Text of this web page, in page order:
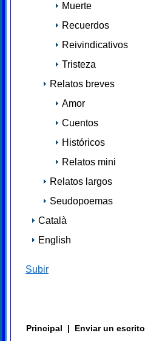
Muerte
Recuerdos
Reivindicativos
Tristeza
Relatos breves
Amor
Cuentos
Históricos
Relatos mini
Relatos largos
Seudopoemas
Català
English
Subir
Principal | Enviar un escrito